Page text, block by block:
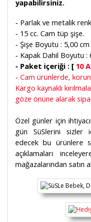
yapabilirsiniz.
- Parlak ve metalik
- 15 cc. Cam tüp şişe.
- Şişe Boyutu : 5,00
- Kapak Dahil Boyutu :
- Paket içeriği : [ 10
- Cam ürünlerde,
Kargo kaynaklı
göze önüne alarak
Özel günler için
gün SüSlerini sizler
edecek bu ürünlere
açıklamaları
mağazalarından satın